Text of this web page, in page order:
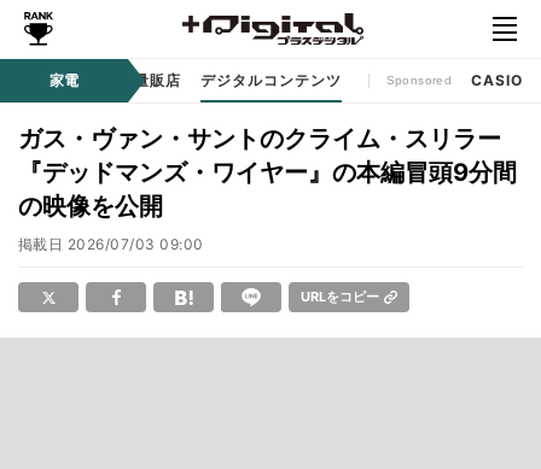
家電
生活家電 家電量販店 デジタルコンテンツ Sponsored CASIO
ガス・ヴァン・サントのクライム・スリラー
『デッドマンズ・ワイヤー』の本編冒頭9分間
の映像を公開
掲載日 2026/07/03 09:00
URLをコピー